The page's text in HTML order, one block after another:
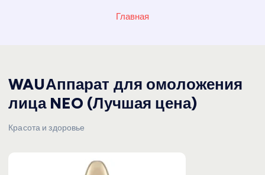
Главная
WAUАппарат для омоложения
лица NEO (Лучшая цена)
Красота и здоровье